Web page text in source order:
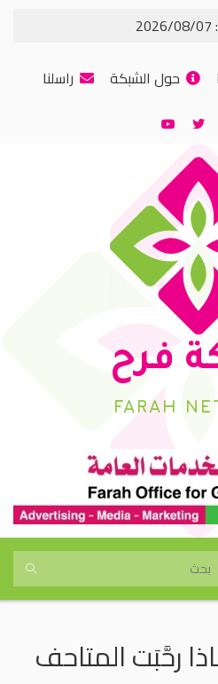
حول الشبكة راسلنا
فرح
FARAH
رحَّبَت المتاحف